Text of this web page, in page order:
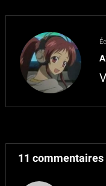
11 commentaires